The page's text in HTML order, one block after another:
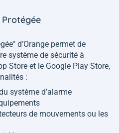
d’Orange permet de
système de sécurité à
Store et le Google Play Store,
:
système d’alarme
de mouvements ou les